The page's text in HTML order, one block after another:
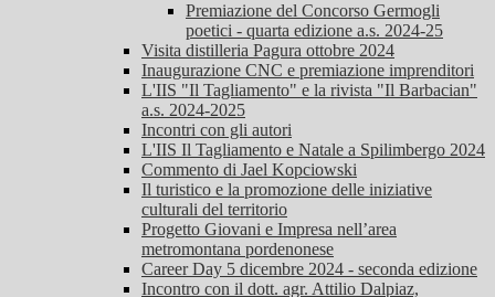
Premiazione del Concorso Germogli
poetici - quarta edizione a.s. 2024-25
Visita distilleria Pagura ottobre 2024
Inaugurazione CNC e premiazione imprenditori
L'IIS "Il Tagliamento" e la rivista "Il Barbacian"
a.s. 2024-2025
Incontri con gli autori
L'IIS Il Tagliamento e Natale a Spilimbergo 2024
Commento di Jael Kopciowski
Il turistico e la promozione delle iniziative
culturali del territorio
Progetto Giovani e Impresa nell’area
metromontana pordenonese
Career Day 5 dicembre 2024 - seconda edizione
Incontro con il dott. agr. Attilio Dalpiaz,